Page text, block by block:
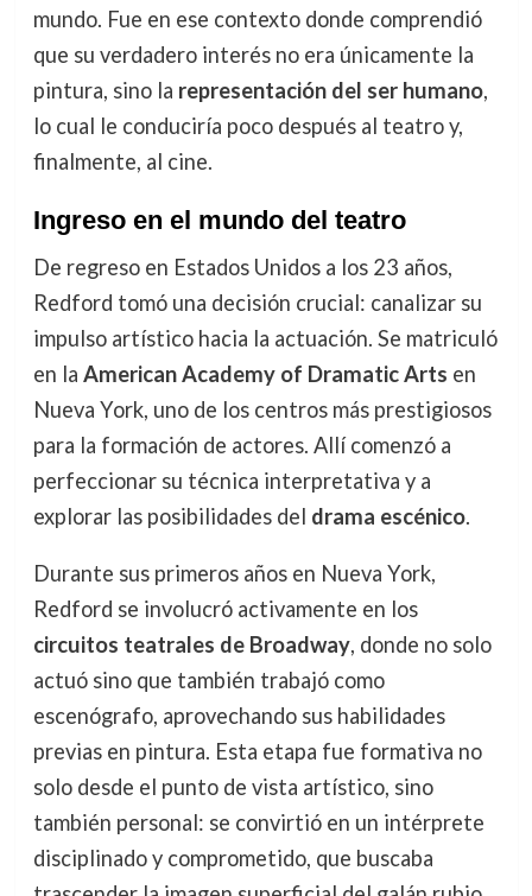
mundo. Fue en ese contexto donde comprendió
que su verdadero interés no era únicamente la
pintura, sino la representación del ser humano,
lo cual le conduciría poco después al teatro y,
finalmente, al cine.
Ingreso en el mundo del teatro
De regreso en Estados Unidos a los 23 años,
Redford tomó una decisión crucial: canalizar su
impulso artístico hacia la actuación. Se matriculó
en la American Academy of Dramatic Arts en
Nueva York, uno de los centros más prestigiosos
para la formación de actores. Allí comenzó a
perfeccionar su técnica interpretativa y a
explorar las posibilidades del drama escénico.
Durante sus primeros años en Nueva York,
Redford se involucró activamente en los
circuitos teatrales de Broadway, donde no solo
actuó sino que también trabajó como
escenógrafo, aprovechando sus habilidades
previas en pintura. Esta etapa fue formativa no
solo desde el punto de vista artístico, sino
también personal: se convirtió en un intérprete
disciplinado y comprometido, que buscaba